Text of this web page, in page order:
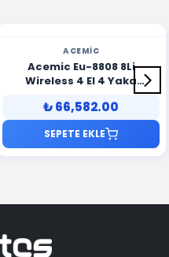
ACEMIC
Acemic Eu-8808 8Li
Wireless 4 El 4 Yaka
₺ 66,582.00
SEPETE EKLE